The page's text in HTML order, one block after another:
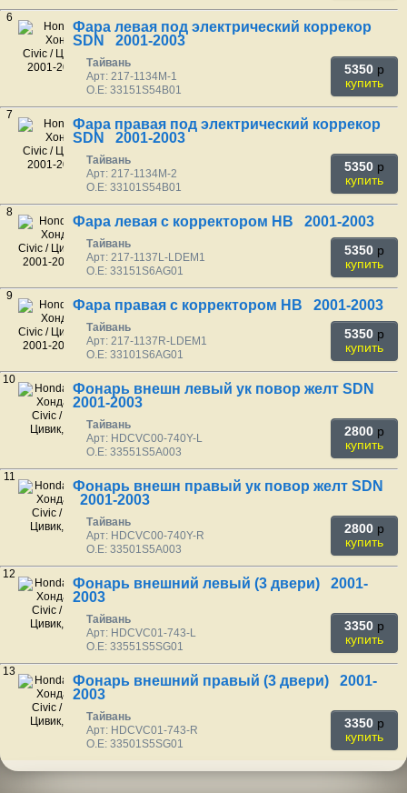
6
Фара левая под электрический коррекор
SDN 2001-2003
Тайвань
Арт: 217-1134M-1
O.E: 33151S54B01
5350 p
купить
7
Фара правая под электрический коррекор
SDN 2001-2003
Тайвань
Арт: 217-1134M-2
O.E: 33101S54B01
5350 p
купить
8
Фара левая с корректором HB 2001-2003
Тайвань
Арт: 217-1137L-LDEM1
O.E: 33151S6AG01
5350 p
купить
9
Фара правая с корректором HB 2001-2003
Тайвань
Арт: 217-1137R-LDEM1
O.E: 33101S6AG01
5350 p
купить
10
Фонарь внешн левый ук повор желт SDN
2001-2003
Тайвань
Арт: HDCVC00-740Y-L
O.E: 33551S5A003
2800 p
купить
11
Фонарь внешн правый ук повор желт SDN
2001-2003
Тайвань
Арт: HDCVC00-740Y-R
O.E: 33501S5A003
2800 p
купить
12
Фонарь внешний левый (3 двери) 2001-
2003
Тайвань
Арт: HDCVC01-743-L
O.E: 33551S5SG01
3350 p
купить
13
Фонарь внешний правый (3 двери) 2001-
2003
Тайвань
Арт: HDCVC01-743-R
O.E: 33501S5SG01
3350 p
купить